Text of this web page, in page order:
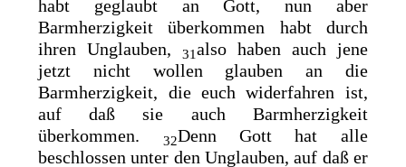
habt geglaubt an Gott, nun aber
Barmherzigkeit überkommen habt durch
ihren Unglauben,
31also haben auch jene
jetzt nicht wollen glauben an die
Barmherzigkeit, die euch widerfahren ist,
auf daß sie auch Barmherzigkeit
überkommen.
32Denn Gott hat alle
beschlossen unter den Unglauben, auf daß er